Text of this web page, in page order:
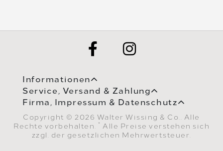
Informationen
Service, Versand & Zahlung
Firma, Impressum & Datenschutz
Copyright © 2026 Walter Wissing & Co.. Alle
Rechte vorbehalten.
* Alle Preise verstehen sich
zzgl. der gesetzlichen Mehrwertsteuer.